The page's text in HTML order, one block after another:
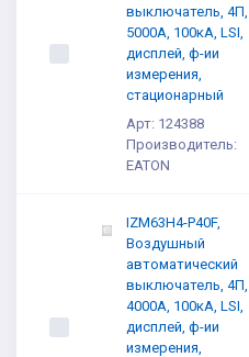
выключатель, 4П,
5000А, 100кА, LSI,
дисплей, ф-ии
измерения,
стационарный
Арт: 124388
Производитель:
EATON
IZM63H4-P40F,
Воздушный
автоматический
выключатель, 4П,
4000А, 100кА, LSI,
дисплей, ф-ии
измерения,